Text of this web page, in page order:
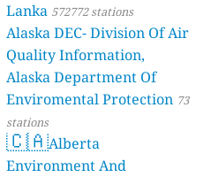
Lanka 572772 stations
Alaska DEC- Division Of Air
Quality Information,
Alaska Department Of
Enviromental Protection 73
stations
🇨🇦Alberta
Environment And